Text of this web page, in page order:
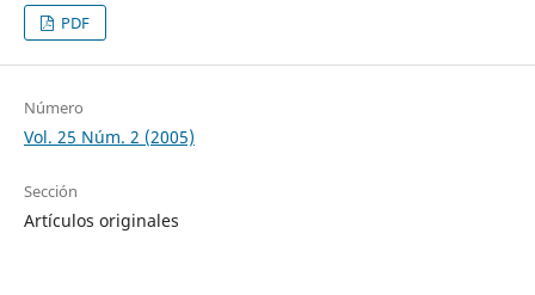
PDF
Número
Vol. 25 Núm. 2 (2005)
Sección
Artículos originales